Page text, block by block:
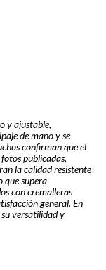
y ajustable,
de mano y se
confirman que el
publicadas,
la calidad resistente
que supera
con cremalleras
general. En
versatilidad y